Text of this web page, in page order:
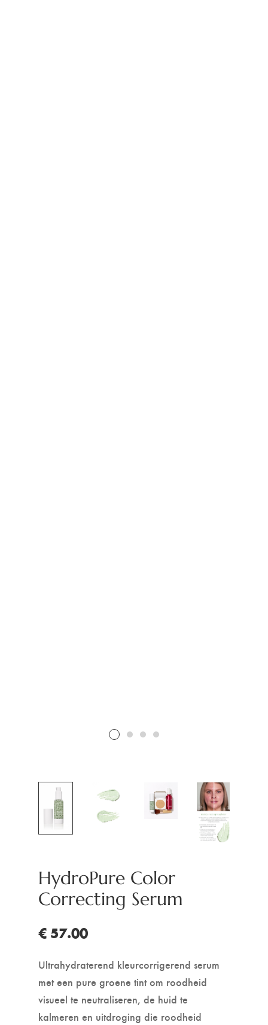
HydroPure Color
Correcting Serum
€ 57.00
Ultrahydraterend kleurcorrigerend serum
met een pure groene tint om roodheid
visueel te neutraliseren, de huid te
kalmeren en uitdroging die roodheid